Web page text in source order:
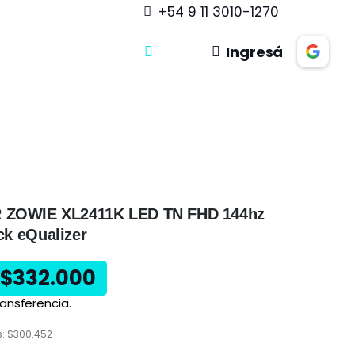
+54 9 11 3010-1270
Ingresá
XL2411K LED TN FHD 144hz
eQualizer
$332.000
$300.452